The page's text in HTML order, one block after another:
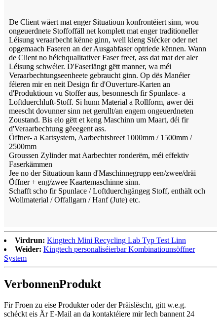
De Client wäert mat enger Situatioun konfrontéiert sinn, wou
ongeuerdnete Stoffoffäll net komplett mat enger traditioneller
Léisung veraarbecht kënne ginn, well kleng Stécker oder net
opgemaach Faseren an der Ausgabfaser optriede kënnen. Wann
de Client no héichqualitativer Faser freet, ass dat mat der aler
Léisung schwéier. D'Faserlängt gëtt manner, wa méi
Veraarbechtungseenheete gebraucht ginn. Op dës Manéier
féieren mir en neit Design fir d'Ouverture-Karten an
d'Produktioun vu Stoffer aus, besonnesch fir Spunlace- a
Loftduerchluft-Stoff. Si hunn Material a Rollform, awer déi
meescht dovunner sinn net gerullt/an engem ongeuerdneten
Zoustand. Bis elo gëtt et keng Maschinn um Maart, déi fir
d'Veraarbechtung gëeegent ass.
Öffner- a Kartsystem, Aarbechtsbreet 1000mm / 1500mm /
2500mm
Groussen Zylinder mat Aarbechter ronderëm, méi effektiv
Faserkämmen
Jee no der Situatioun kann d'Maschinnegrupp een/zwee/dräi
Öffner + eng/zwee Kaartemaschinne sinn.
Schafft scho fir Spunlace / Loftduerchgängeg Stoff, enthält och
Wollmaterial / Offallgarn / Hanf (Jute) etc.
Virdrun: Kingtech Mini Recycling Lab Typ Test Linn
Weider: Kingtech personaliséierbar Kombinatiounsöffner
System
VerbonnenProdukt
Fir Froen zu eise Produkter oder der Präislëscht, gitt w.e.g.
schéckt eis Är E-Mail an da kontaktéiere mir Iech bannent 24